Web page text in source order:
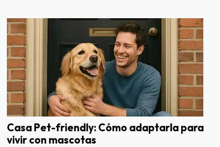
Casa Pet-friendly: Cómo adaptarla para
vivir con mascotas